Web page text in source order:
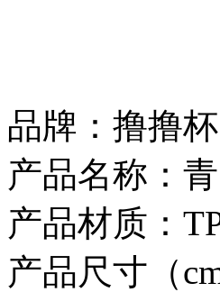
品牌：撸撸杯
产品名称：
产品材质：
产品尺寸（